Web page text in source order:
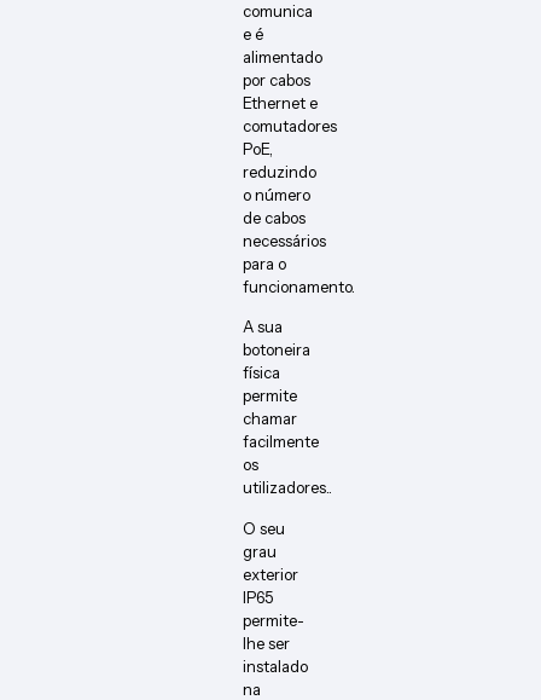
comunica
e é
alimentado
por cabos
Ethernet e
comutadores
PoE,
reduzindo
o número
de cabos
necessários
para o
funcionamento.
A sua
botoneira
física
permite
chamar
facilmente
os
utilizadores..
O seu
grau
exterior
IP65
permite-
lhe ser
instalado
na